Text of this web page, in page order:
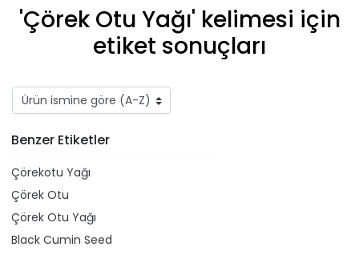
'Çörek Otu Yağı' kelimesi için
etiket sonuçları
Benzer Etiketler
Çörekotu Yağı
Çörek Otu
Çörek Otu Yağı
Black Cumin Seed